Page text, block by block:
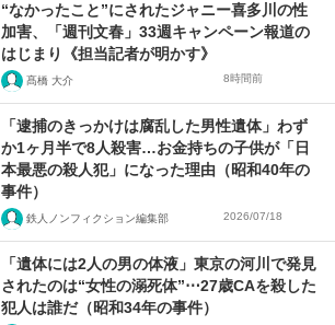
“なかったこと”にされたジャニー喜多川の性
加害、「週刊文春」33週キャンペーン報道の
はじまり《担当記者が明かす》
髙橋 大介 8時間前
「逮捕のきっかけは腐乱した男性遺体」わず
か1ヶ月半で8人殺害…お金持ちの子供が「日
本最悪の殺人犯」になった理由（昭和40年の
事件）
鉄人ノンフィクション編集部 2026/07/18
「遺体には2人の男の体液」東京の河川で発見
されたのは“女性の溺死体”⋯27歳CAを殺した
犯人は誰だ（昭和34年の事件）